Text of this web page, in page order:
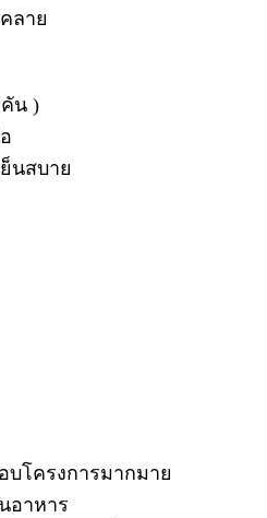
ลาย
น )
นสบาย
โครงการมากมาย
อาหาร